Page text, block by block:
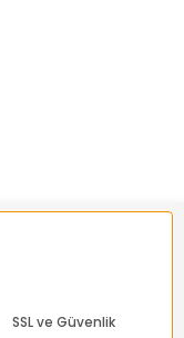
SSL ve Güvenlik